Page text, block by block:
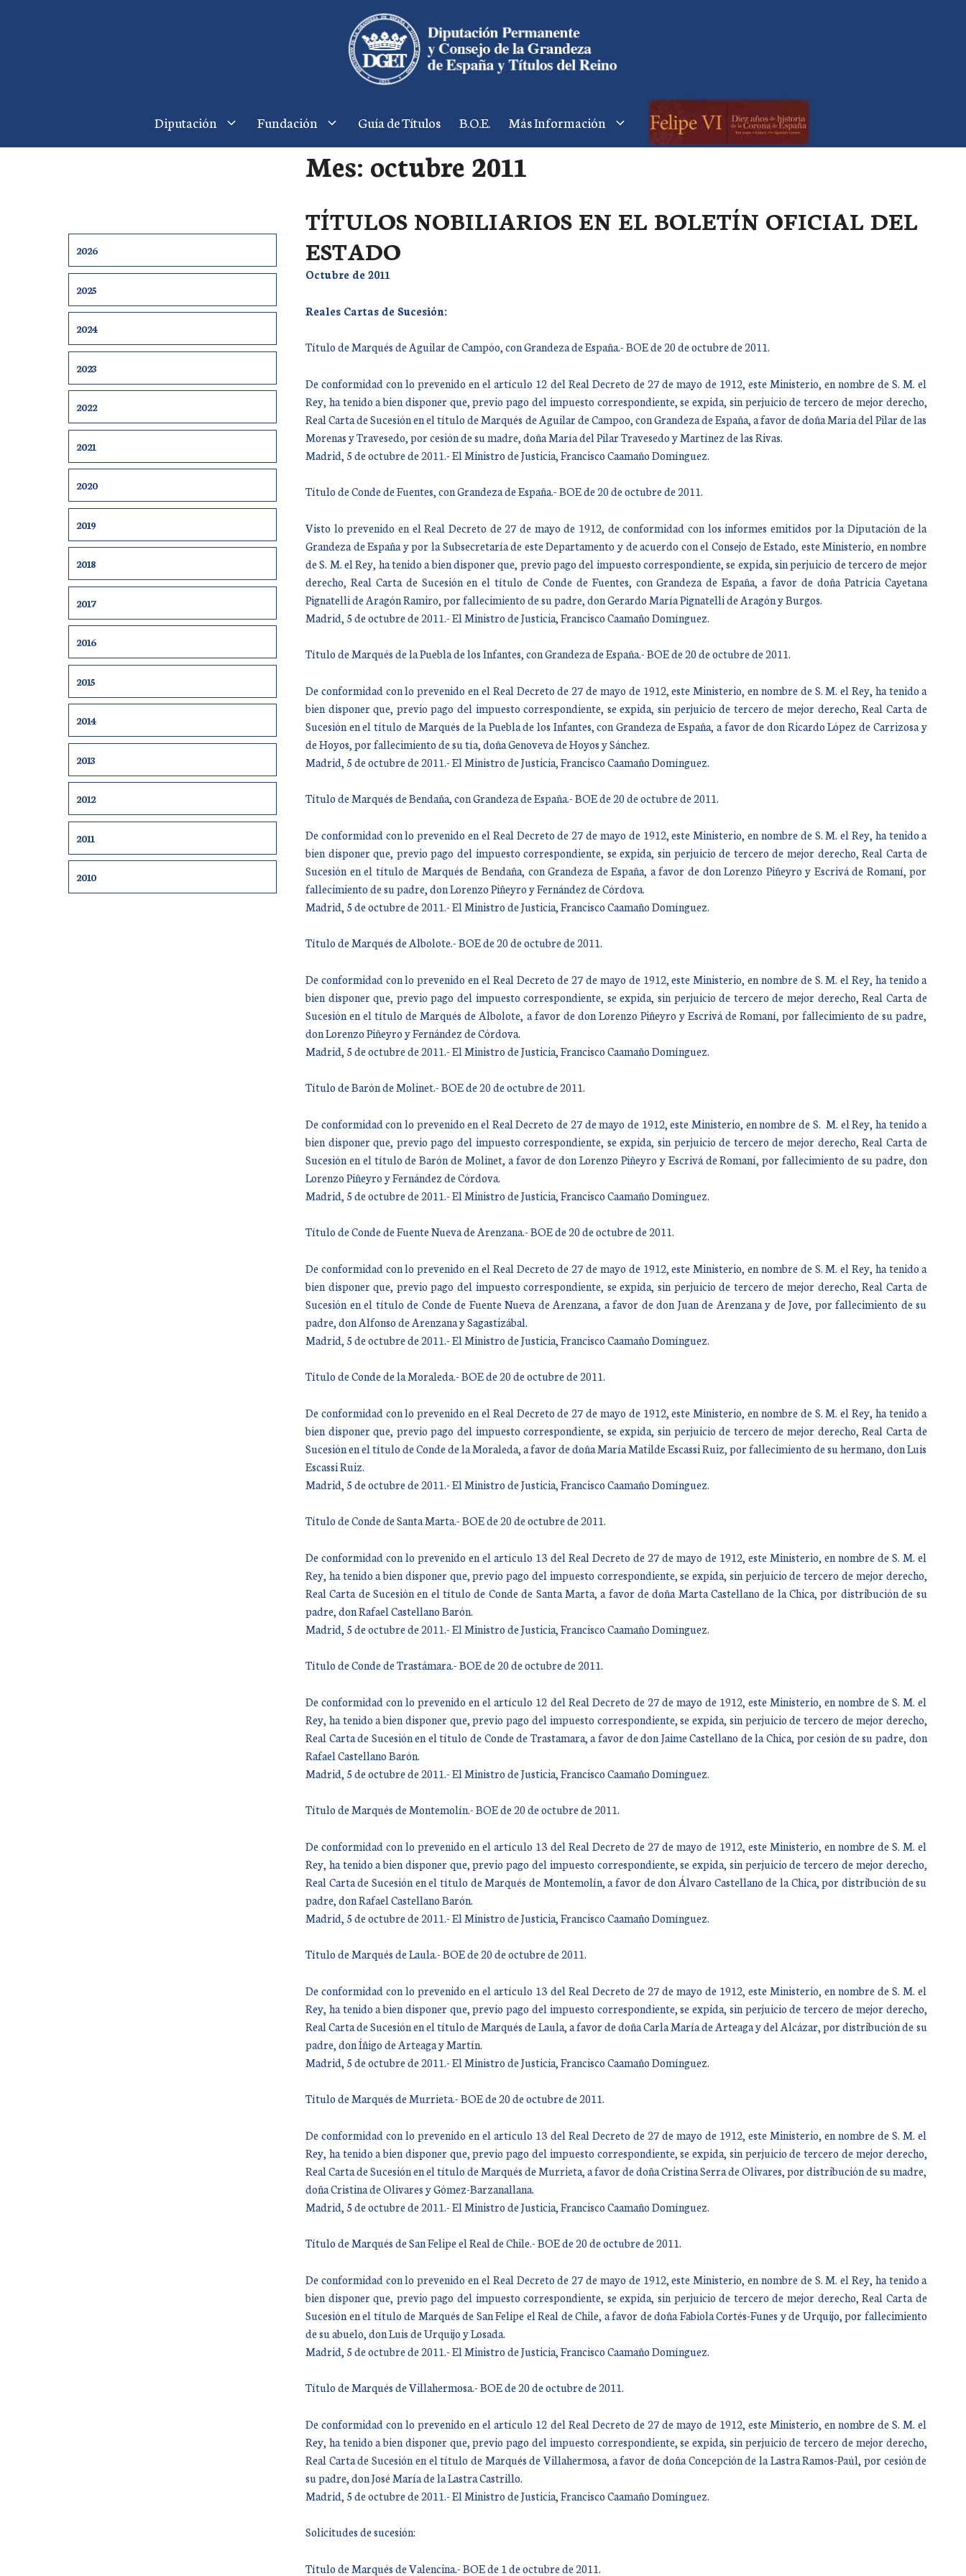
Diputación Fundación Guía de Títulos B.O.E. Más Información
Mes: octubre 2011
TÍTULOS NOBILIARIOS EN EL BOLETÍN OFICIAL DEL
ESTADO
Octubre de 2011
Reales Cartas de Sucesión:
Título de Marqués de Aguilar de Campóo, con Grandeza de España.- BOE de 20 de octubre de 2011.
De conformidad con lo prevenido en el artículo 12 del Real Decreto de 27 de mayo de 1912, este Ministerio, en nombre de S. M. el
Rey, ha tenido a bien disponer que, previo pago del impuesto correspondiente, se expida, sin perjuicio de tercero de mejor derecho,
Real Carta de Sucesión en el título de Marqués de Aguilar de Campoo, con Grandeza de España, a favor de doña María del Pilar de las
Morenas y Travesedo, por cesión de su madre, doña María del Pilar Travesedo y Martínez de las Rivas.
Madrid, 5 de octubre de 2011.- El Ministro de Justicia, Francisco Caamaño Domínguez.
Título de Conde de Fuentes, con Grandeza de España.- BOE de 20 de octubre de 2011.
Visto lo prevenido en el Real Decreto de 27 de mayo de 1912, de conformidad con los informes emitidos por la Diputación de la
Grandeza de España y por la Subsecretaría de este Departamento y de acuerdo con el Consejo de Estado, este Ministerio, en nombre
de S. M. el Rey, ha tenido a bien disponer que, previo pago del impuesto correspondiente, se expida, sin perjuicio de tercero de mejor
derecho, Real Carta de Sucesión en el título de Conde de Fuentes, con Grandeza de España, a favor de doña Patricia Cayetana
Pignatelli de Aragón Ramiro, por fallecimiento de su padre, don Gerardo María Pignatelli de Aragón y Burgos.
Madrid, 5 de octubre de 2011.- El Ministro de Justicia, Francisco Caamaño Domínguez.
Título de Marqués de la Puebla de los Infantes, con Grandeza de España.- BOE de 20 de octubre de 2011.
De conformidad con lo prevenido en el Real Decreto de 27 de mayo de 1912, este Ministerio, en nombre de S. M. el Rey, ha tenido a
bien disponer que, previo pago del impuesto correspondiente, se expida, sin perjuicio de tercero de mejor derecho, Real Carta de
Sucesión en el título de Marqués de la Puebla de los Infantes, con Grandeza de España, a favor de don Ricardo López de Carrizosa y
de Hoyos, por fallecimiento de su tía, doña Genoveva de Hoyos y Sánchez.
Madrid, 5 de octubre de 2011.- El Ministro de Justicia, Francisco Caamaño Domínguez.
Título de Marqués de Bendaña, con Grandeza de España.- BOE de 20 de octubre de 2011.
De conformidad con lo prevenido en el Real Decreto de 27 de mayo de 1912, este Ministerio, en nombre de S. M. el Rey, ha tenido a
bien disponer que, previo pago del impuesto correspondiente, se expida, sin perjuicio de tercero de mejor derecho, Real Carta de
Sucesión en el título de Marqués de Bendaña, con Grandeza de España, a favor de don Lorenzo Piñeyro y Escrivá de Romaní, por
fallecimiento de su padre, don Lorenzo Piñeyro y Fernández de Córdova.
Madrid, 5 de octubre de 2011.- El Ministro de Justicia, Francisco Caamaño Domínguez.
Título de Marqués de Albolote.- BOE de 20 de octubre de 2011.
De conformidad con lo prevenido en el Real Decreto de 27 de mayo de 1912, este Ministerio, en nombre de S. M. el Rey, ha tenido a
bien disponer que, previo pago del impuesto correspondiente, se expida, sin perjuicio de tercero de mejor derecho, Real Carta de
Sucesión en el título de Marqués de Albolote, a favor de don Lorenzo Piñeyro y Escrivá de Romaní, por fallecimiento de su padre,
don Lorenzo Piñeyro y Fernández de Córdova.
Madrid, 5 de octubre de 2011.- El Ministro de Justicia, Francisco Caamaño Domínguez.
Título de Barón de Molinet.- BOE de 20 de octubre de 2011.
De conformidad con lo prevenido en el Real Decreto de 27 de mayo de 1912, este Ministerio, en nombre de S. M. el Rey, ha tenido a
bien disponer que, previo pago del impuesto correspondiente, se expida, sin perjuicio de tercero de mejor derecho, Real Carta de
Sucesión en el título de Barón de Molinet, a favor de don Lorenzo Piñeyro y Escrivá de Romaní, por fallecimiento de su padre, don
Lorenzo Piñeyro y Fernández de Córdova.
Madrid, 5 de octubre de 2011.- El Ministro de Justicia, Francisco Caamaño Domínguez.
Título de Conde de Fuente Nueva de Arenzana.- BOE de 20 de octubre de 2011.
De conformidad con lo prevenido en el Real Decreto de 27 de mayo de 1912, este Ministerio, en nombre de S. M. el Rey, ha tenido a
bien disponer que, previo pago del impuesto correspondiente, se expida, sin perjuicio de tercero de mejor derecho, Real Carta de
Sucesión en el título de Conde de Fuente Nueva de Arenzana, a favor de don Juan de Arenzana y de Jove, por fallecimiento de su
padre, don Alfonso de Arenzana y Sagastizábal.
Madrid, 5 de octubre de 2011.- El Ministro de Justicia, Francisco Caamaño Domínguez.
Título de Conde de la Moraleda.- BOE de 20 de octubre de 2011.
De conformidad con lo prevenido en el Real Decreto de 27 de mayo de 1912, este Ministerio, en nombre de S. M. el Rey, ha tenido a
bien disponer que, previo pago del impuesto correspondiente, se expida, sin perjuicio de tercero de mejor derecho, Real Carta de
Sucesión en el título de Conde de la Moraleda, a favor de doña María Matilde Escassi Ruiz, por fallecimiento de su hermano, don Luis
Escassi Ruiz.
Madrid, 5 de octubre de 2011.- El Ministro de Justicia, Francisco Caamaño Domínguez.
Título de Conde de Santa Marta.- BOE de 20 de octubre de 2011.
De conformidad con lo prevenido en el artículo 13 del Real Decreto de 27 de mayo de 1912, este Ministerio, en nombre de S. M. el
Rey, ha tenido a bien disponer que, previo pago del impuesto correspondiente, se expida, sin perjuicio de tercero de mejor derecho,
Real Carta de Sucesión en el título de Conde de Santa Marta, a favor de doña Marta Castellano de la Chica, por distribución de su
padre, don Rafael Castellano Barón.
Madrid, 5 de octubre de 2011.- El Ministro de Justicia, Francisco Caamaño Domínguez.
Título de Conde de Trastámara.- BOE de 20 de octubre de 2011.
De conformidad con lo prevenido en el artículo 12 del Real Decreto de 27 de mayo de 1912, este Ministerio, en nombre de S. M. el
Rey, ha tenido a bien disponer que, previo pago del impuesto correspondiente, se expida, sin perjuicio de tercero de mejor derecho,
Real Carta de Sucesión en el título de Conde de Trastamara, a favor de don Jaime Castellano de la Chica, por cesión de su padre, don
Rafael Castellano Barón.
Madrid, 5 de octubre de 2011.- El Ministro de Justicia, Francisco Caamaño Domínguez.
Título de Marqués de Montemolín.- BOE de 20 de octubre de 2011.
De conformidad con lo prevenido en el artículo 13 del Real Decreto de 27 de mayo de 1912, este Ministerio, en nombre de S. M. el
Rey, ha tenido a bien disponer que, previo pago del impuesto correspondiente, se expida, sin perjuicio de tercero de mejor derecho,
Real Carta de Sucesión en el título de Marqués de Montemolín, a favor de don Álvaro Castellano de la Chica, por distribución de su
padre, don Rafael Castellano Barón.
Madrid, 5 de octubre de 2011.- El Ministro de Justicia, Francisco Caamaño Domínguez.
Título de Marqués de Laula.- BOE de 20 de octubre de 2011.
De conformidad con lo prevenido en el artículo 13 del Real Decreto de 27 de mayo de 1912, este Ministerio, en nombre de S. M. el
Rey, ha tenido a bien disponer que, previo pago del impuesto correspondiente, se expida, sin perjuicio de tercero de mejor derecho,
Real Carta de Sucesión en el título de Marqués de Laula, a favor de doña Carla María de Arteaga y del Alcázar, por distribución de su
padre, don Íñigo de Arteaga y Martín.
Madrid, 5 de octubre de 2011.- El Ministro de Justicia, Francisco Caamaño Domínguez.
Título de Marqués de Murrieta.- BOE de 20 de octubre de 2011.
De conformidad con lo prevenido en el artículo 13 del Real Decreto de 27 de mayo de 1912, este Ministerio, en nombre de S. M. el
Rey, ha tenido a bien disponer que, previo pago del impuesto correspondiente, se expida, sin perjuicio de tercero de mejor derecho,
Real Carta de Sucesión en el título de Marqués de Murrieta, a favor de doña Cristina Serra de Olivares, por distribución de su madre,
doña Cristina de Olivares y Gómez-Barzanallana.
Madrid, 5 de octubre de 2011.- El Ministro de Justicia, Francisco Caamaño Domínguez.
Título de Marqués de San Felipe el Real de Chile.- BOE de 20 de octubre de 2011.
De conformidad con lo prevenido en el Real Decreto de 27 de mayo de 1912, este Ministerio, en nombre de S. M. el Rey, ha tenido a
bien disponer que, previo pago del impuesto correspondiente, se expida, sin perjuicio de tercero de mejor derecho, Real Carta de
Sucesión en el título de Marqués de San Felipe el Real de Chile, a favor de doña Fabiola Cortés-Funes y de Urquijo, por fallecimiento
de su abuelo, don Luis de Urquijo y Losada.
Madrid, 5 de octubre de 2011.- El Ministro de Justicia, Francisco Caamaño Domínguez.
Título de Marqués de Villahermosa.- BOE de 20 de octubre de 2011.
De conformidad con lo prevenido en el artículo 12 del Real Decreto de 27 de mayo de 1912, este Ministerio, en nombre de S. M. el
Rey, ha tenido a bien disponer que, previo pago del impuesto correspondiente, se expida, sin perjuicio de tercero de mejor derecho,
Real Carta de Sucesión en el título de Marqués de Villahermosa, a favor de doña Concepción de la Lastra Ramos-Paúl, por cesión de
su padre, don José María de la Lastra Castrillo.
Madrid, 5 de octubre de 2011.- El Ministro de Justicia, Francisco Caamaño Domínguez.
Solicitudes de sucesión:
Título de Marqués de Valencina.- BOE de 1 de octubre de 2011.
2026
2025
2024
2023
2022
2021
2020
2019
2018
2017
2016
2015
2014
2013
2012
2011
2010